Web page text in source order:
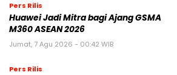
Pers Rilis
Huawei Jadi Mitra bagi Ajang GSMA
M360 ASEAN 2026
Jumat, 7 Agu 2026 - 00:42 WIB
Pers Rilis